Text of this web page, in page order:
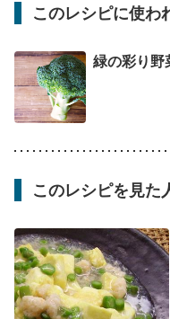
このレシピに使わ
緑の彩り野
このレシピを見た